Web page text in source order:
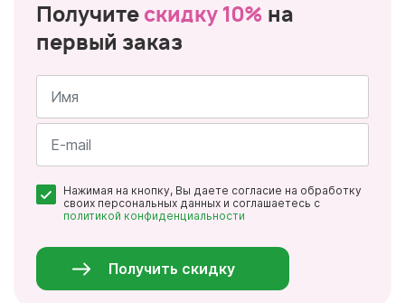
Получите скидку 10% на
первый заказ
Имя
*
Нажимая на кнопку, Вы даете согласие на обработку
своих персональных данных и соглашаетесь с
политикой конфиденциальности
Получить скидку